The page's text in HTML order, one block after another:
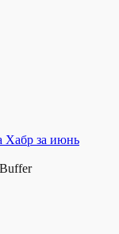
Хабр за июнь